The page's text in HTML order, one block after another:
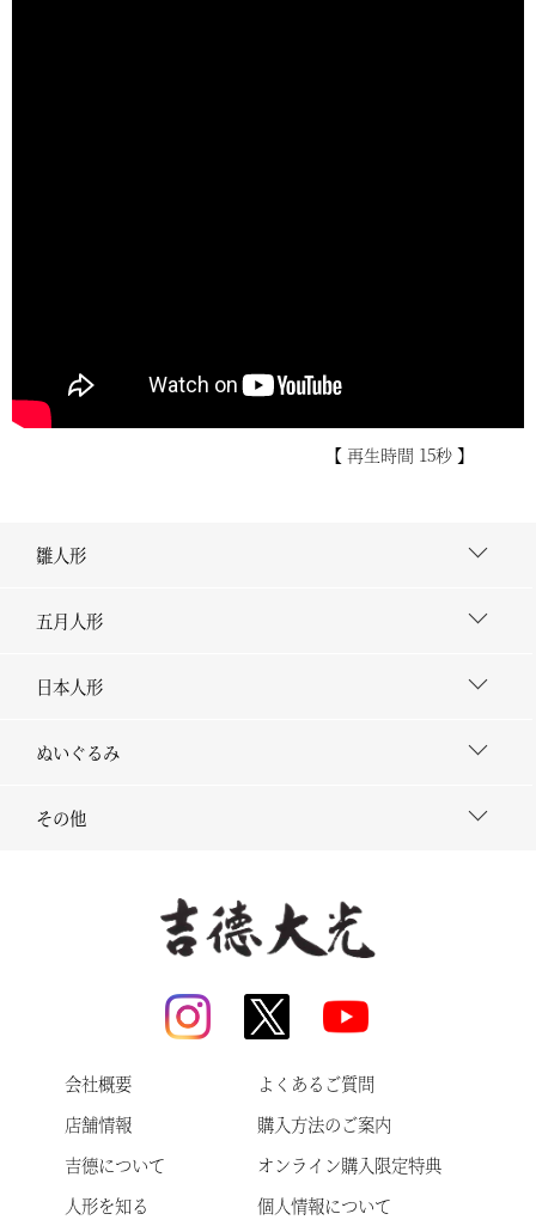
【 再生時間 15秒 】
雛人形
五月人形
日本人形
ぬいぐるみ
その他
会社概要
店舗情報
吉德について
人形を知る
よくあるご質問
購入方法のご案内
オンライン購入限定特典
個人情報について